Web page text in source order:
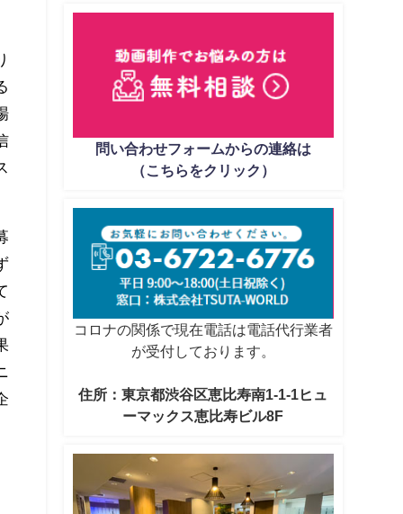
問い合わせフォームからの連絡は
（こちらをクリック）
コロナの関係で現在電話は電話代行業者
が受付しております。
住所：東京都渋谷区恵比寿南1-1-1ヒュ
ーマックス恵比寿ビル8F